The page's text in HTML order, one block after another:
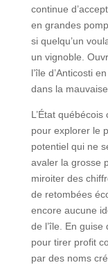
continue
en grandes
si quelqu’un
un vignoble.
l’île d’Anticosti
dans la
L’État
pour explorer le
potentiel qui ne
avaler la grosse
miroiter des
de retombées
encore aucune
de l’île. En guise
pour tirer profit
par des noms